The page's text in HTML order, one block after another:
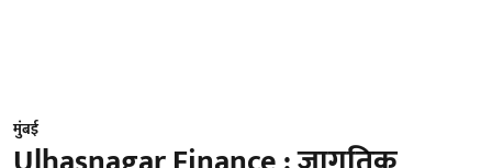
मुंबई